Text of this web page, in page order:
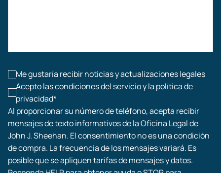
Lesiones laborales
Me gustaría recibir noticias y actualizaciones legales
Acepto las condiciones del servicio y la política de
privacidad*
Al proporcionar su número de teléfono, acepta recibir
mensajes de texto informativos de la Oficina Legal de
John J. Sheehan. El consentimiento no es una condición
de compra. La frecuencia de los mensajes variará. Es
posible que se apliquen tarifas de mensajes y datos.